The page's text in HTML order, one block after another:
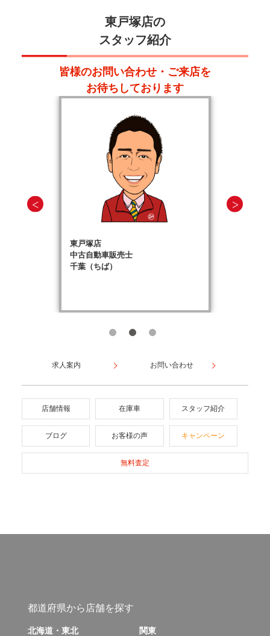
東戸塚店の
スタッフ紹介
皆様のお問い合わせ・ご来店を
お待ちしております
東戸塚店
中古自動車販売士
千葉（ちば）
求人案内 お問い合わせ
店舗情報 在庫車 スタッフ紹介
ブログ お客様の声 キャンペーン
無料査定
都道府県から店舗を探す
北海道・東北 関東